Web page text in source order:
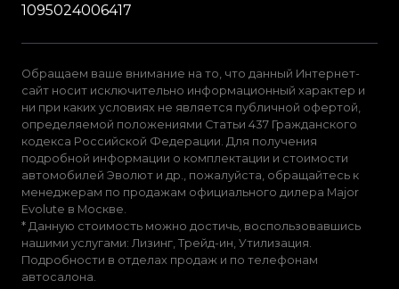
1095024006417
Обращаем ваше внимание на то, что данный Интернет-
сайт носит исключительно информационный характер и
ни при каких условиях не является публичной офертой,
определяемой положениями Статьи 437 Гражданского
кодекса Российской Федерации. Для получения
подробной информации о комплектации и стоимости
автомобилей Эволют и др., пожалуйста, обращайтесь к
менеджерам по продажам официального дилера Major
Evolute в Москве.
* Данную стоимость можно достичь, воспользовавшись
нашими услугами: Лизинг, Трейд-ин, Утилизация.
Подробности в отделах продаж и по телефонам
автосалона.